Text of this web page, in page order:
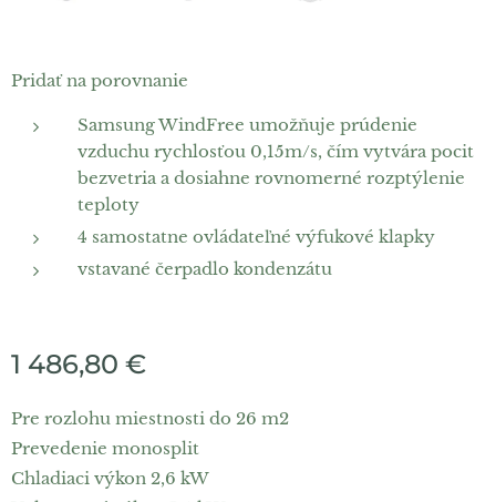
Pridať na porovnanie
Samsung WindFree umožňuje prúdenie
vzduchu rychlosťou 0,15m/s, čím vytvára pocit
bezvetria a dosiahne rovnomerné rozptýlenie
teploty
4 samostatne ovládateľné výfukové klapky
vstavané čerpadlo kondenzátu
1 486,80 €
Pre rozlohu miestnosti do 26 m2
Prevedenie monosplit
Chladiaci výkon 2,6 kW